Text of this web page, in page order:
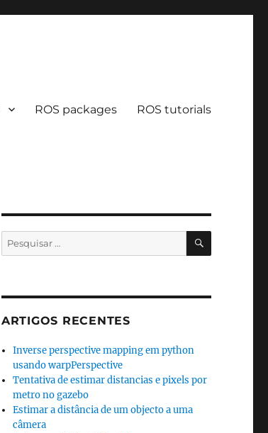
ROS packages ROS tutorials
Pesquisar
por:
ARTIGOS RECENTES
Inverse perspective mapping em python
usando warpPerspective
Tentativa de estimar distancias e pixels por
metro no gazebo
Estimar a distância de um objecto a uma
câmera